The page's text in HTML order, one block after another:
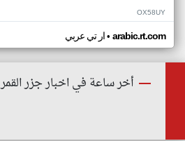
OX58UY
ار تي عربي• arabic.rt.com
أخر ساعة في اخبار جزر القمر